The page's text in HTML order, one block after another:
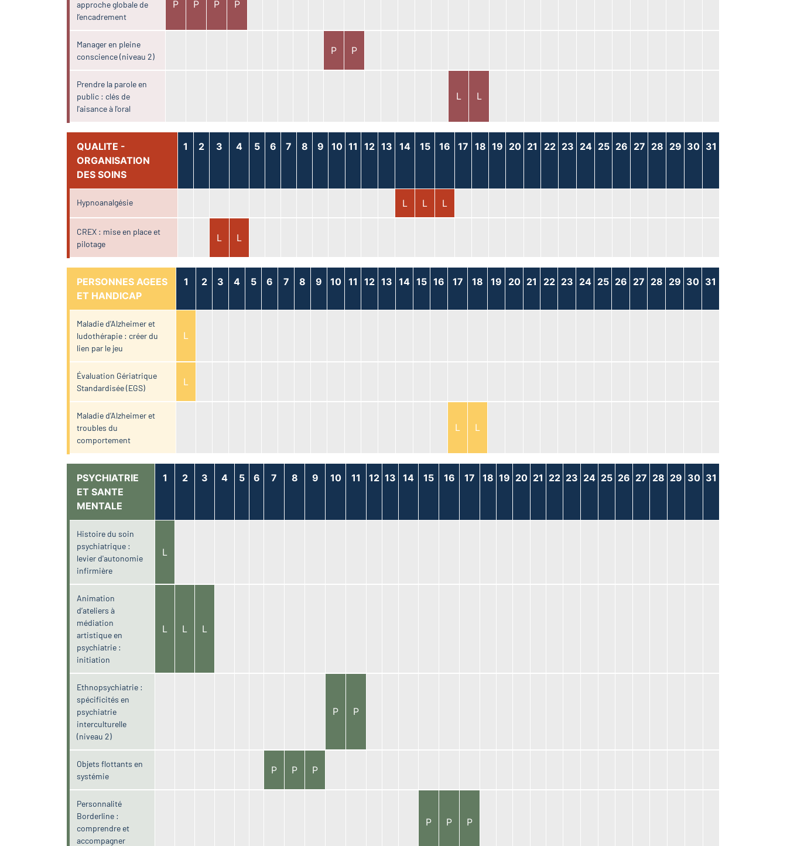
approche globale de
l’encadrement
P P P P
Manager en pleine
conscience (niveau 2)
P P
Prendre la parole en
public : clés de
l'aisance à l'oral
L L
QUALITE -
ORGANISATION
DES SOINS
1 2 3 4 5 6 7 8 9 10 11 12 13 14 15 16 17 18 19 20 21 22 23 24 25 26 27 28 29 30 31
Hypnoanalgésie L L L
CREX : mise en place et
pilotage
L L
PERSONNES AGEES
ET HANDICAP
1 2 3 4 5 6 7 8 9 10 11 12 13 14 15 16 17 18 19 20 21 22 23 24 25 26 27 28 29 30 31
Maladie d’Alzheimer et
ludothérapie : créer du
lien par le jeu
L
Évaluation Gériatrique
Standardisée (EGS)
L
Maladie d’Alzheimer et
troubles du
comportement
L L
PSYCHIATRIE
ET SANTE
MENTALE
1 2 3 4 5 6 7 8 9 10 11 12 13 14 15 16 17 18 19 20 21 22 23 24 25 26 27 28 29 30 31
Histoire du soin
psychiatrique :
levier d'autonomie
infirmière
L
Animation
d’ateliers à
médiation
artistique en
psychiatrie :
initiation
L L L
Ethnopsychiatrie :
spécificités en
psychiatrie
interculturelle
(niveau 2)
P P
Objets flottants en
systémie
P P P
Personnalité
Borderline :
comprendre et
accompagner
P P P